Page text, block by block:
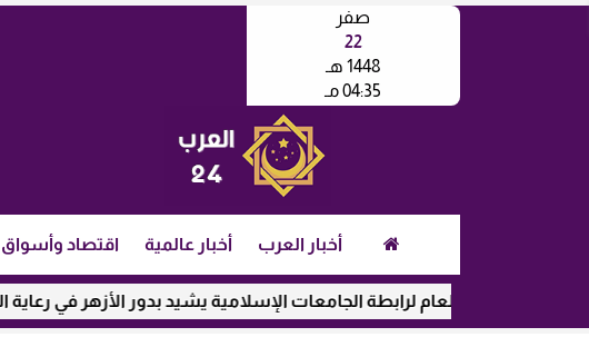
صفر
22
1448 هـ
04:35 مـ
أخبار العرب أخبار عالمية اقتصاد وأسواق
الأمين العام لرابطة الجامعات الإسلامية يشيد بدور الأزهر في رعاية الطلاب